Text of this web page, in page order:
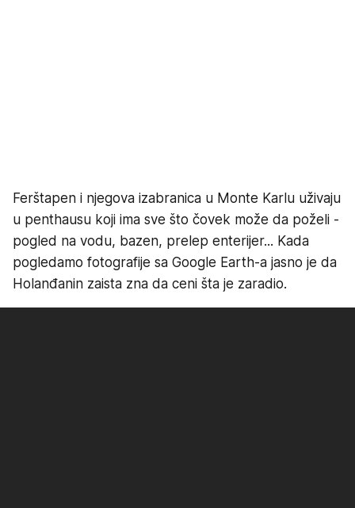
Ferštapen i njegova izabranica u Monte Karlu uživaju
u penthausu koji ima sve što čovek može da poželi -
pogled na vodu, bazen, prelep enterijer... Kada
pogledamo fotografije sa Google Earth-a jasno je da
Holanđanin zaista zna da ceni šta je zaradio.